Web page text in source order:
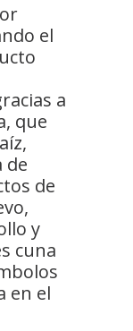
el
a
que
de
de
y
cuna
en el